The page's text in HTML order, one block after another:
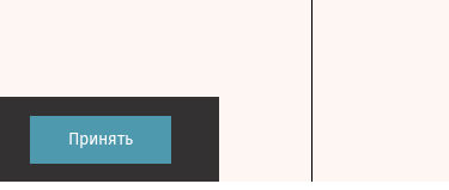
Принять